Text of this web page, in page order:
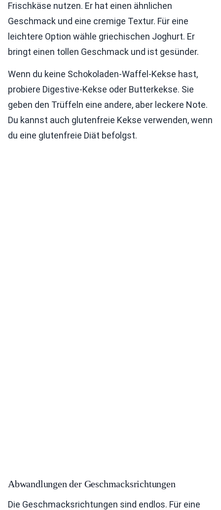
Frischkäse nutzen. Er hat einen ähnlichen
Geschmack und eine cremige Textur. Für eine
leichtere Option wähle griechischen Joghurt. Er
bringt einen tollen Geschmack und ist gesünder.
Wenn du keine Schokoladen-Waffel-Kekse hast,
probiere Digestive-Kekse oder Butterkekse. Sie
geben den Trüffeln eine andere, aber leckere Note.
Du kannst auch glutenfreie Kekse verwenden, wenn
du eine glutenfreie Diät befolgst.
Abwandlungen der Geschmacksrichtungen
Die Geschmacksrichtungen sind endlos. Für eine